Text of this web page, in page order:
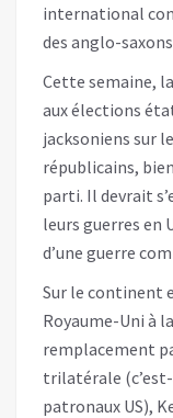
international
des anglo-saxons
Cette semaine,
aux élections
jacksoniens sur
républicains,
parti. Il devrait
leurs guerres en
d’une guerre
Sur le continent
Royaume-Uni à
remplacement
trilatérale
patronaux US),